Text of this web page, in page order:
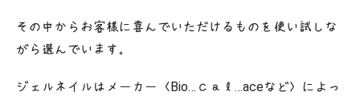
その中からお客様に喜んでいただけるものを使い試しな
がら選んでいます。
ジェルネイルはメーカー〈Bio…Ｃａｌ…aceなど〉によっ